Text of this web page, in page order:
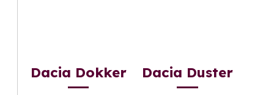
Dacia Dokker Dacia Duster